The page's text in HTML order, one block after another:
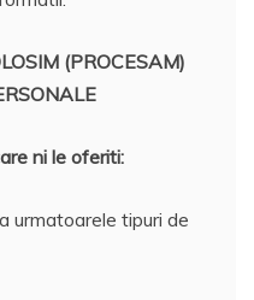
(PROCESAM)
ni le oferiti:
urmatoarele tipuri de